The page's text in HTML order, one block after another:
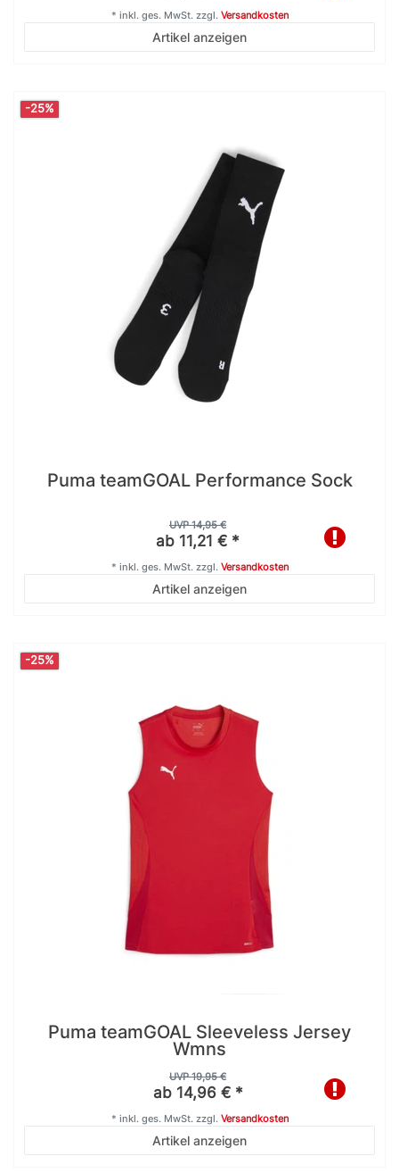
Artikel anzeigen
* inkl. ges. MwSt.zzgl. Versandkosten
-25%
Puma teamGOAL Performance Sock
UVP 14,95 €
ab 11,21 € *
Artikel anzeigen
* inkl. ges. MwSt.zzgl. Versandkosten
-25%
Puma teamGOAL Sleeveless Jersey
Wmns
UVP 19,95 €
ab 14,96 € *
Artikel anzeigen
* inkl. ges. MwSt.zzgl. Versandkosten